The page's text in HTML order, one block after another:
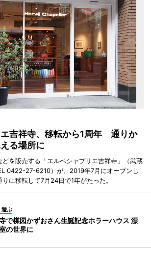
吉祥寺、移転から1周年 通りか
る場所に
どを販売する「エルベシャプリエ吉祥寺」（武蔵
0422-27-6210）が、2019年7月にオープンし
に移転して7月24日で1年がたった。
遊ぶ
で楳図かずおさん生誕記念ホラーハウス 漂
の世界に